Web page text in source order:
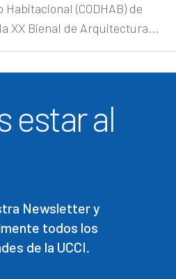
(CODHAB) de
XX Bienal de Arquitectura...
estar al
Newsletter y
todos los
de la UCCI.